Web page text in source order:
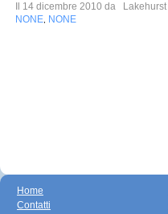
Il 14 dicembre 2010 da
Lakehurst
NONE NONE
Home
Contatti